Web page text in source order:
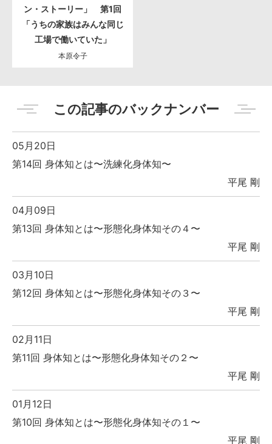
ン・ストーリー」 第1回
「うちの家族はみんな同じ
工場で働いていた」
本原令子
この記事のバックナンバー
05月20日
第14回 身体知とは〜洗練化身体知〜
平尾 剛
04月09日
第13回 身体知とは〜形態化身体知その４〜
平尾 剛
03月10日
第12回 身体知とは〜形態化身体知その３〜
平尾 剛
02月11日
第11回 身体知とは〜形態化身体知その２〜
平尾 剛
01月12日
第10回 身体知とは〜形態化身体知その１〜
平尾 剛